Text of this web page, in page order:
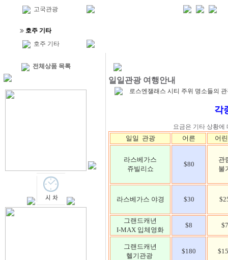
고국관광
호주 기타
호주 기타
전체상품 목록
일일관광 여행안내
로스엔잴래스 시티 주위 명소들의
각
요금은 기타 상황에
일일 관광 어른 어
라스베가스
쥬빌리쇼
$80
관
불
라스베가스 야경 $30
그랜드캐년
I-MAX 입체영화
$8 $7
그랜드캐년
헬기관광
$180